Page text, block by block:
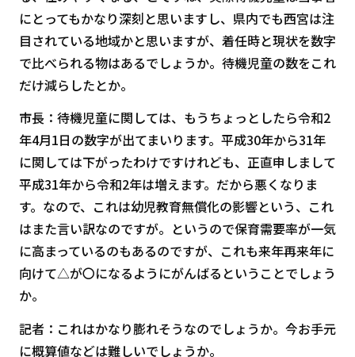
にとってもかなり深刻と思いますし、県内でも西宮は注
目されている地域かと思いますが、着任時と現状を数字
で比べられる物はあるでしょうか。待機児童の数をこれ
だけ減らしたとか。
市長：待機児童に関しては、もうちょっとしたら令和2
年4月1日の数字が出てまいります。平成30年から31年
に関しては下がったわけですけれども、正直申しまして
平成31年から令和2年は増えます。だから悪くなりま
す。なので、これは幼児教育無償化の影響という、これ
はまた言い訳なのですが。というので保育需要率が一気
に高まっているのもあるのですが、これも来年再来年に
向けて△が〇になるようにがんばるということでしょう
か。
記者：これはかなり膨れそうなのでしょうか。今お手元
に概算値などは難しいでしょうか。